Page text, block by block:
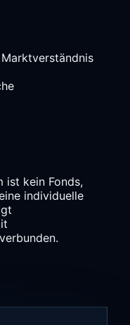
ist kein Fonds,
individuelle